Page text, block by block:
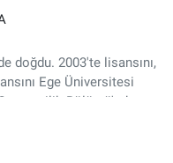
doğdu. 2003'te lisansını,
Ege Üniversitesi
Bölümü'nde
"İdeoloji ve
adlı kitabı,